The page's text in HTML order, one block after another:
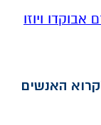
ויוזו
האנשים